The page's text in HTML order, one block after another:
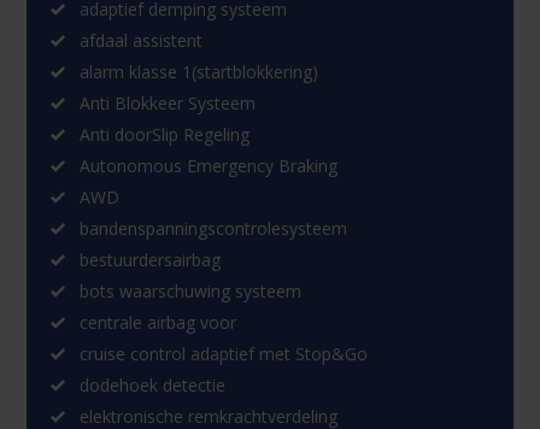
adaptief demping systeem
afdaal assistent
alarm klasse 1(startblokkering)
Anti Blokkeer Systeem
Anti doorSlip Regeling
Autonomous Emergency Braking
AWD
bandenspanningscontrolesysteem
bestuurdersairbag
bots waarschuwing systeem
centrale airbag voor
cruise control adaptief met Stop&Go
dodehoek detectie
elektronische remkrachtverdeling